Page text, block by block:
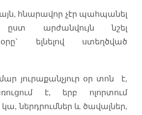
հնարավոր չէր պահպանել
ըստ արժանվույն նշել
ելնելով ստեղծված
յուրաքանչյուր օր տոն է,
է, երբ ոլորտում
կա, ներդրումներ և ծավալներ,